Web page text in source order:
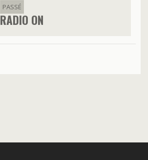
PASSÉ
RADIO ON